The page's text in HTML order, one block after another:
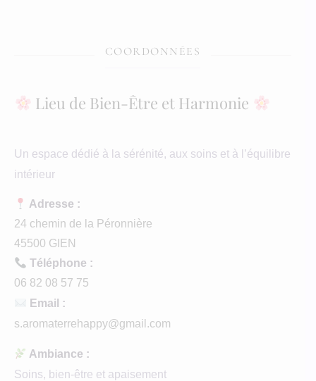
COORDONNÉES
Lieu de Bien-Être et Harmonie
Un espace dédié à la sérénité, aux soins et à l’équilibre
intérieur
Adresse :
24 chemin de la Péronnière
45500 GIEN
Téléphone :
06 82 08 57 75
Email :
s.aromaterrehappy@gmail.com
Ambiance :
Soins, bien-être et apaisement